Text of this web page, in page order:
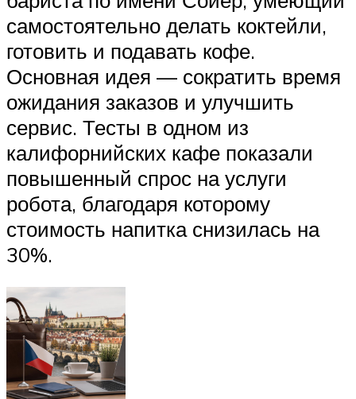
самостоятельно делать коктейли,
готовить и подавать кофе.
Основная идея — сократить время
ожидания заказов и улучшить
сервис. Тесты в одном из
калифорнийских кафе показали
повышенный спрос на услуги
робота, благодаря которому
стоимость напитка снизилась на
30%.